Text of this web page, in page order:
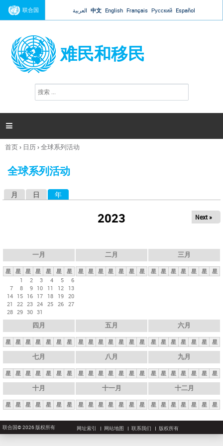
Jump to navigation
联合国 العربية 中文 English Français Русский Español
难民和移民
搜
索

你
这
首页› 日历›全球系列活动
全球系列活动
月 日 年
2023 Next »
一月
星 星 星 星 星 星
星
1
2 3 4 5
6
7
8 9 10 11 12
13
14 15 16 17 18 19 20
21
22 23 24 25 26 27
28 29 30 31
二月
星 星 星 星 星 星 星
三月
星 星 星 星 星 星 星
四月
星 星 星 星 星 星 星
五月
星 星 星 星 星 星 星
六月
星 星 星 星 星 星 星
七月
星 星 星 星 星 星 星
八月
星 星 星 星 星 星 星
九月
星 星 星 星 星 星 星
十月
星 星 星 星 星 星 星
十一月
星 星 星 星 星 星 星
十二月
星 星 星 星 星 星 星
联合国© 2026 版权所有 网址索引 网站地图 联系我们 版权所有